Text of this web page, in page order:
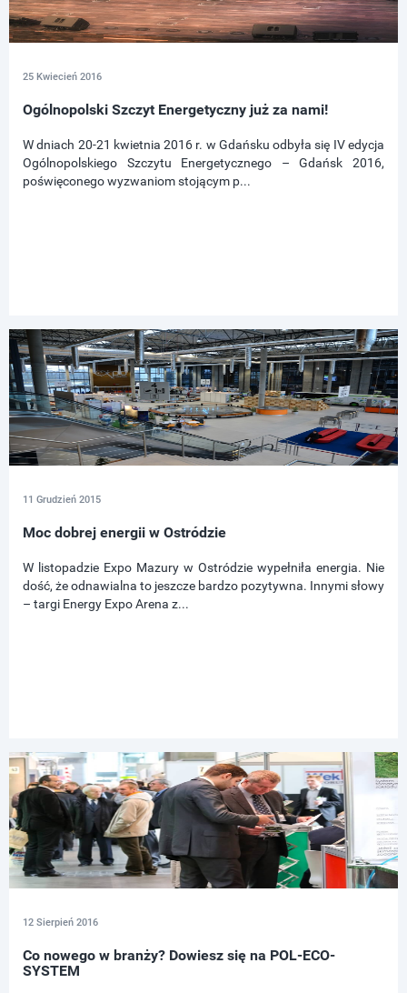
25 Kwiecień 2016
Ogólnopolski Szczyt Energetyczny już za nami!
W dniach 20-21 kwietnia 2016 r. w Gdańsku odbyła się IV edycja
Ogólnopolskiego Szczytu Energetycznego – Gdańsk 2016,
poświęconego wyzwaniom stojącym p...
11 Grudzień 2015
Moc dobrej energii w Ostródzie
W listopadzie Expo Mazury w Ostródzie wypełniła energia. Nie
dość, że odnawialna to jeszcze bardzo pozytywna. Innymi słowy
– targi Energy Expo Arena z...
12 Sierpień 2016
Co nowego w branży? Dowiesz się na POL-ECO-
SYSTEM